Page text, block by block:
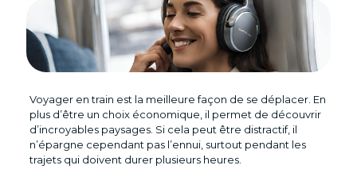
Voyager en train est la meilleure façon de se déplacer. En
plus d’être un choix économique, il permet de découvrir
d’incroyables paysages. Si cela peut être distractif, il
n’épargne cependant pas l’ennui, surtout pendant les
trajets qui doivent durer plusieurs heures.